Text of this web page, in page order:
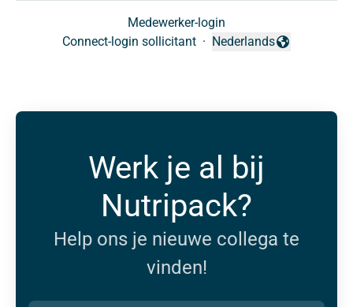
Medewerker-login
Connect-login sollicitant ·
Taal wijzigen
Nederlands
Werk je al bij
Nutripack?
Help ons je nieuwe collega te
vinden!